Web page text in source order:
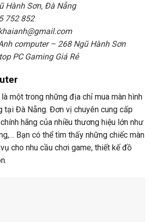
Hành Sơn, Đà Nẵng
752 852
computer – 268 Ngũ Hành Sơn
PC Gaming Giá Rẻ
một trong những địa chỉ mua màn hình
tại Đà Nẵng. Đơn vị chuyên cung cấp
hãng của nhiều thương hiệu lớn như
Bạn có thể tìm thấy những chiếc màn
cho nhu cầu chơi game, thiết kế đồ